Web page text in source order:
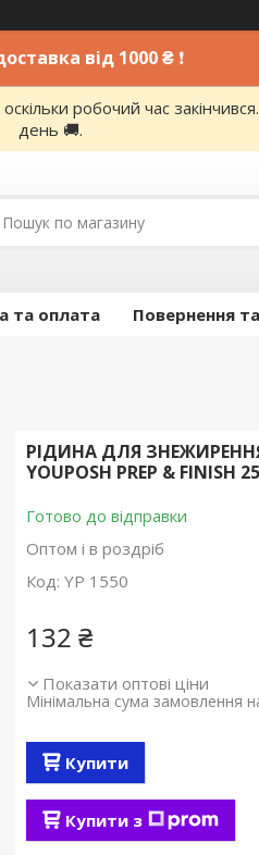
від 1000 ₴ ❗
робочий час
день 🚚.
та оплата Повернення
РІДИНА ДЛЯ
YOUPOSH PREP & FINISH
Готово до відправки
Оптом і в роздріб
Код: YP 1550
132 ₴
Показати оптові ціни
Мінімальна сума замовлення
Купити
Купити з